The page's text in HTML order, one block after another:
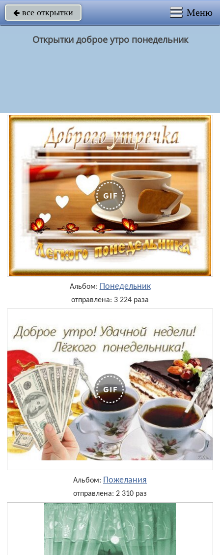
 все открытки Меню
Открытки доброе утро понедельник
Альбом: Понедельник
отправлена: 3 224 раза
Альбом: Пожелания
отправлена: 2 310 раз